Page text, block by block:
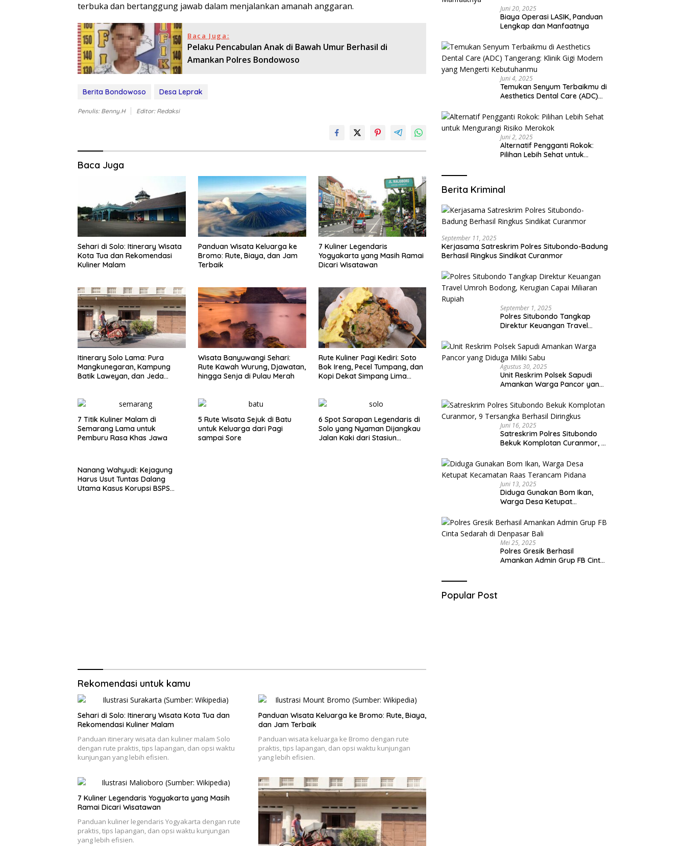
terbuka dan bertanggung jawab dalam menjalankan amanah anggaran.
Baca Juga:
Pelaku Pencabulan Anak di Bawah Umur Berhasil di
Amankan Polres Bondowoso
Berita Bondowoso Desa Leprak
Penulis: Benny.H Editor: Redaksi
Baca Juga
Sehari di Solo: Itinerary Wisata
Kota Tua dan Rekomendasi
Kuliner Malam
Panduan Wisata Keluarga ke
Bromo: Rute, Biaya, dan Jam
Terbaik
7 Kuliner Legendaris
Yogyakarta yang Masih Ramai
Dicari Wisatawan
Itinerary Solo Lama: Pura
Mangkunegaran, Kampung
Batik Laweyan, dan Jeda
Wisata Banyuwangi Sehari:
Rute Kawah Wurung, Djawatan,
hingga Senja di Pulau Merah
Rute Kuliner Pagi Kediri: Soto
Bok Ireng, Pecel Tumpang, dan
Kopi Dekat Simpang Lima
7 Titik Kuliner Malam di
Semarang Lama untuk
Pemburu Rasa Khas Jawa
5 Rute Wisata Sejuk di Batu
untuk Keluarga dari Pagi
sampai Sore
6 Spot Sarapan Legendaris di
Solo yang Nyaman Dijangkau
Jalan Kaki dari Stasiun
Nanang Wahyudi: Kejagung
Harus Usut Tuntas Dalang
Utama Kasus Korupsi BSPS
Rekomendasi untuk kamu
Sehari di Solo: Itinerary Wisata Kota Tua dan
Rekomendasi Kuliner Malam
Panduan itinerary wisata dan kuliner malam Solo
dengan rute praktis, tips lapangan, dan opsi waktu
kunjungan yang lebih efisien.
Panduan Wisata Keluarga ke Bromo: Rute, Biaya,
dan Jam Terbaik
Panduan wisata keluarga ke Bromo dengan rute
praktis, tips lapangan, dan opsi waktu kunjungan
yang lebih efisien.
7 Kuliner Legendaris Yogyakarta yang Masih
Ramai Dicari Wisatawan
Panduan kuliner legendaris Yogyakarta dengan rute
praktis, tips lapangan, dan opsi waktu kunjungan
yang lebih efisien.
Juni 20, 2025
Biaya Operasi LASIK, Panduan
Lengkap dan Manfaatnya
Juni 4, 2025
Temukan Senyum Terbaikmu di
Aesthetics Dental Care (ADC)
yang Mengerti Kebutuhanmu
Juni 2, 2025
Alternatif Pengganti Rokok:
Pilihan Lebih Sehat untuk
Berita Kriminal
September 11, 2025
Kerjasama Satreskrim Polres Situbondo-Badung
Berhasil Ringkus Sindikat Curanmor
September 1, 2025
Polres Situbondo Tangkap
Direktur Keuangan Travel
Capai Miliaran Rupiah
Agustus 30, 2025
Unit Reskrim Polsek Sapudi
Amankan Warga Pancor yang
Juni 16, 2025
Satreskrim Polres Situbondo
Bekuk Komplotan Curanmor, 9
Juni 13, 2025
Diduga Gunakan Bom Ikan,
Warga Desa Ketupat
Pidana
Mei 25, 2025
Polres Gresik Berhasil
Amankan Admin Grup FB Cinta
Popular Post